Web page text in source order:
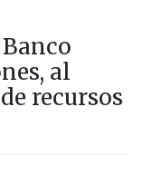
al
recursos